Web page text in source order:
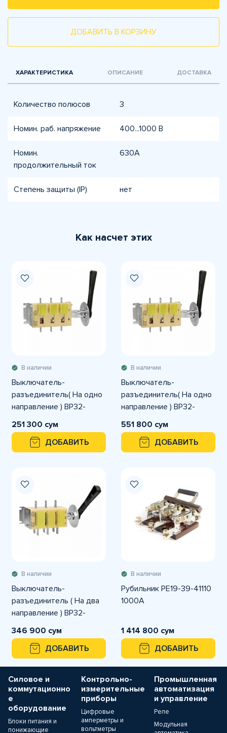
ДОБАВИТЬ В КОРЗИНУ
ХАРАКТЕРИСТИКА ОПИСАНИЕ ДОСТАВКА
Количество полюсов 3
Номин. раб. напряжение 400...1000 В
Номин.
продолжительный ток
630А
Степень защиты (IP) нет
Как насчет этих
В наличии
Выключатель-
разъединитель( На одно
направление ) ВР32-
31В31250-32 250А
251 300 сум
ДОБАВИТЬ
В наличии
Выключатель-
разъединитель( На одно
направление ) ВР32-
31В31250-32 630А
551 800 сум
ДОБАВИТЬ
В наличии
Выключатель-
разъединитель ( На два
направление ) ВР32-
31В71250 250А
346 900 сум
ДОБАВИТЬ
В наличии
Рубильник РЕ19-39-41110
1000А
1 414 800 сум
ДОБАВИТЬ
Силовое и
коммутационно
е
оборудование
Блоки питания и
понижающие
Контрольно-
измерительные
приборы
Цифровые
амперметры и
вольтметры
Промышленная
автоматизация
и управление
Реле
Модульная